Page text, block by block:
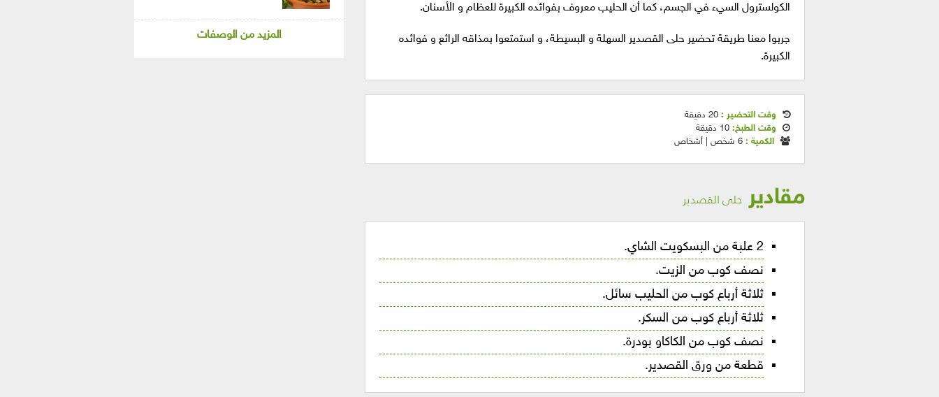
الكولسترول السيء في الجسم، كما أن الحليب معروف بفوائده الكبيرة للعظام و الأسنان.
جربوا معنا طريقة تحضير حلى القصدير السهلة و البسيطة، و استمتعوا بمذاقه الرائع و فوائده
الكبيرة.
وقت التحضير : 20 دقيقة
وقت الطبخ: 10 دقيقة
الكمية : 6 شخص | أشخاص
مقادير حلى القصدير
2 علبة من البسكويت الشاي.
نصف كوب من الزيت.
ثلاثة أرباع كوب من الحليب سائل.
ثلاثة أرباع كوب من السكر.
نصف كوب من الكاكاو بودرة.
قطعة من ورق القصدير.
المزيد من الوصفات